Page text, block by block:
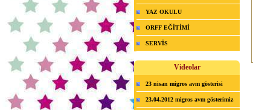
YAZ OKULU
ORFF EĞİTİMİ
SERVİS
Videolar
23 nisan migros avm gösterisi
23.04.2012 migros avm gösterimiz